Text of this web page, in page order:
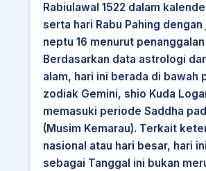
Rabiulawal 1522 dalam
serta hari Rabu Pahing dengan
neptu 16 menurut
Berdasarkan data astrologi
alam, hari ini berada di bawah
zodiak Gemini, shio Kuda
memasuki periode Saddha
(Musim Kemarau). Terkait
nasional atau hari besar, hari
sebagai Tanggal ini bukan